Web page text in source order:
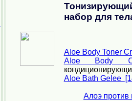
набор для
Aloe Body Toner
Aloe Body
Aloe Bath Gelee
Алоэ против